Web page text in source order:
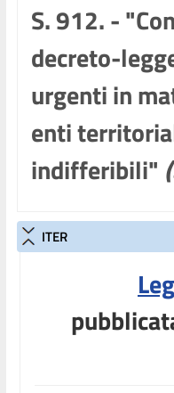
S. 912. -
decreto-
urgenti in
enti
indifferibili"
ITER